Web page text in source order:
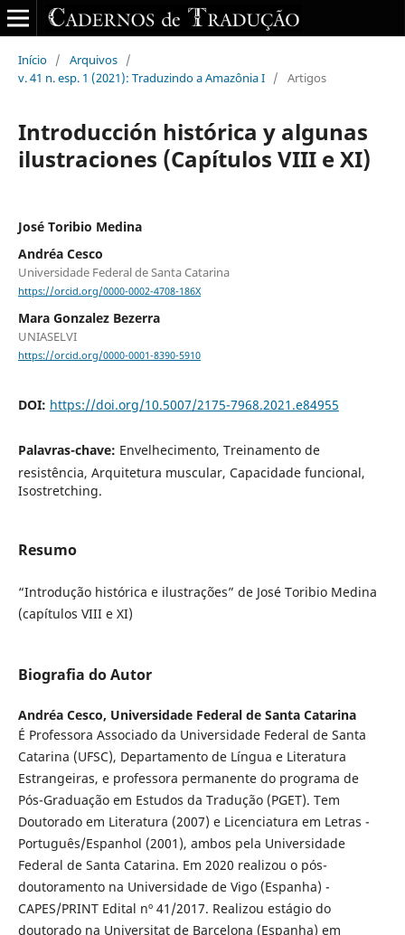
Início / Arquivos /
v. 41 n. esp. 1 (2021): Traduzindo a Amazônia I / Artigos
Introducción histórica y algunas
ilustraciones (Capítulos VIII e XI)
José Toribio Medina
Andréa Cesco
Universidade Federal de Santa Catarina
https://orcid.org/0000-0002-4708-186X
Mara Gonzalez Bezerra
UNIASELVI
https://orcid.org/0000-0001-8390-5910
DOI: https://doi.org/10.5007/2175-7968.2021.e84955
Palavras-chave: Envelhecimento, Treinamento de
resistência, Arquitetura muscular, Capacidade funcional,
Isostretching.
Resumo
“Introdução histórica e ilustrações” de José Toribio Medina
(capítulos VIII e XI)
Biografia do Autor
Andréa Cesco, Universidade Federal de Santa Catarina
É Professora Associado da Universidade Federal de Santa
Catarina (UFSC), Departamento de Língua e Literatura
Estrangeiras, e professora permanente do programa de
Pós-Graduação em Estudos da Tradução (PGET). Tem
Doutorado em Literatura (2007) e Licenciatura em Letras -
Português/Espanhol (2001), ambos pela Universidade
Federal de Santa Catarina. Em 2020 realizou o pós-
doutoramento na Universidade de Vigo (Espanha) -
CAPES/PRINT Edital nº 41/2017. Realizou estágio do
doutorado na Universitat de Barcelona (Espanha) em